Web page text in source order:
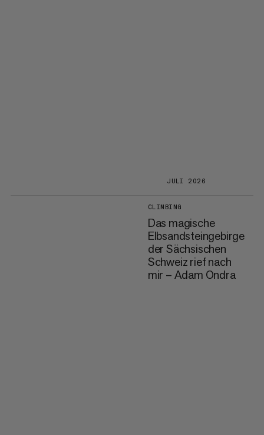
JULI 2026
CLIMBING
Das magische
Elbsandsteingebirge
der Sächsischen
Schweiz rief nach
mir – Adam Ondra